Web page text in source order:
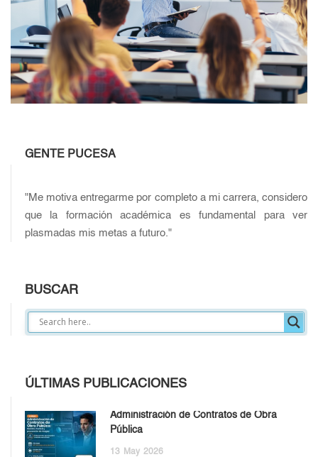
GENTE PUCESA
"Me motiva entregarme por completo a mi carrera, considero
que la formación académica es fundamental para ver
plasmadas mis metas a futuro."
BUSCAR
ÚLTIMAS PUBLICACIONES
Administración de Contratos de Obra
Pública
13 May 2026